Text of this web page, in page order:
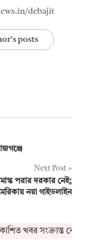
debajit
posts
Next Post
পরার দরকার নেই;
নয়া গাইডলাইন
খবর সংক্রান্ত